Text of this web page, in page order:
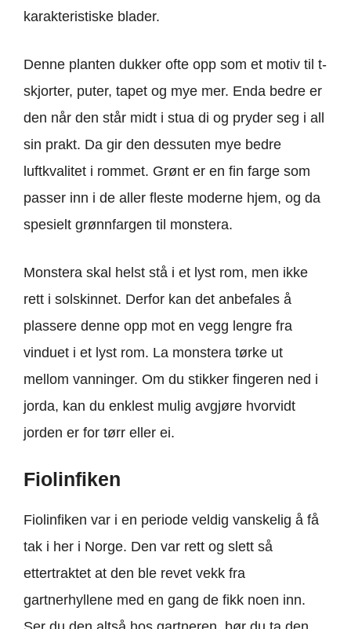
karakteristiske blader.
Denne planten dukker ofte opp som et motiv til t-
skjorter, puter, tapet og mye mer. Enda bedre er
den når den står midt i stua di og pryder seg i all
sin prakt. Da gir den dessuten mye bedre
luftkvalitet i rommet. Grønt er en fin farge som
passer inn i de aller fleste moderne hjem, og da
spesielt grønnfargen til monstera.
Monstera skal helst stå i et lyst rom, men ikke
rett i solskinnet. Derfor kan det anbefales å
plassere denne opp mot en vegg lengre fra
vinduet i et lyst rom. La monstera tørke ut
mellom vanninger. Om du stikker fingeren ned i
jorda, kan du enklest mulig avgjøre hvorvidt
jorden er for tørr eller ei.
Fiolinfiken
Fiolinfiken var i en periode veldig vanskelig å få
tak i her i Norge. Den var rett og slett så
ettertraktet at den ble revet vekk fra
gartnerhyllene med en gang de fikk noen inn.